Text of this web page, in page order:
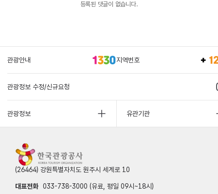
등록된 댓글이 없습니다.
관광안내 지역번호
관광정보 수정/신규요청
관광정보 유관기관
(26464) 강원특별자치도 원주시 세계로 10
대표전화 033-738-3000 (유료, 평일 09시~18시)